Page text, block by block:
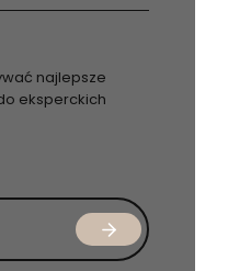
najlepsze
eksperckich